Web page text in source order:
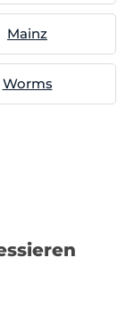
Mainz
Worms